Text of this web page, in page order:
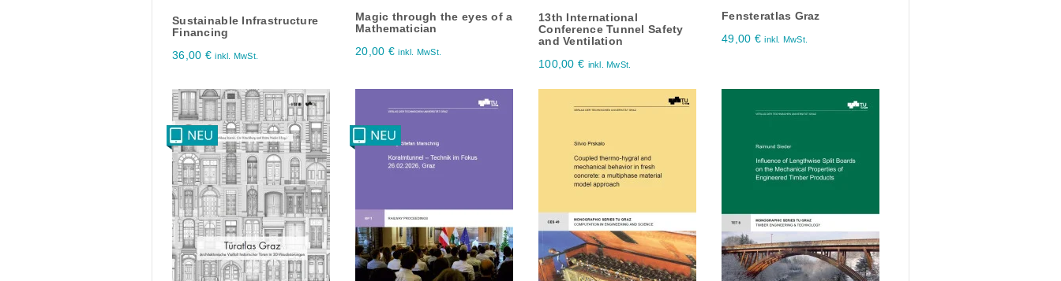
Sustainable Infrastructure
Financing
36,00 € inkl. MwSt.
Magic through the eyes of a
Mathematician
20,00 € inkl. MwSt.
13th International
Conference Tunnel Safety
and Ventilation
100,00 € inkl. MwSt.
Fensteratlas Graz
49,00 € inkl. MwSt.